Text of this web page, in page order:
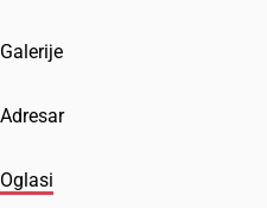
Galerije
Adresar
Oglasi